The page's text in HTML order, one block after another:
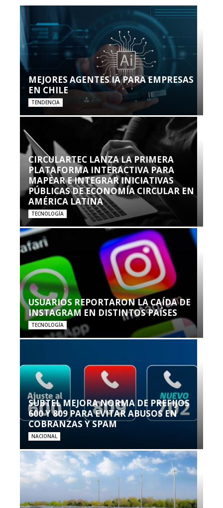
MEJORES AGENTES IA PARA EMPRESAS
EN CHILE
TENDENCIA
CIRCULARTEC LANZA LA PRIMERA
PLATAFORMA INTERACTIVA PARA
MAPEAR E INTEGRAR INICIATIVAS
PÚBLICAS DE ECONOMÍA CIRCULAR EN
AMÉRICA LATINA
TECNOLOGÍA
USUARIOS REPORTARON LA CAÍDA DE
INSTAGRAM EN DISTINTOS PAÍSES
TECNOLOGÍA
SUBTEL MEJORA NORMA DE PREFIJOS
600 Y 809 PARA EVITAR ABUSOS EN
COBRANZAS Y SPAM
NACIONAL